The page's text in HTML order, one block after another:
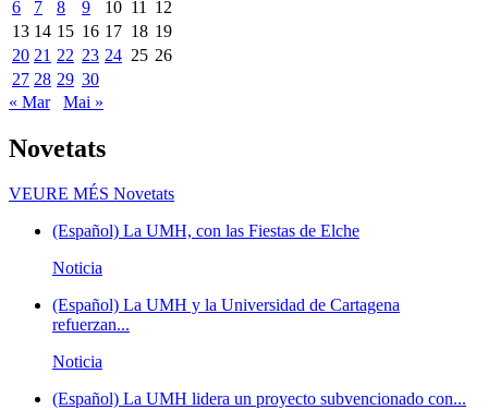
6
7 8 9 10 11
12
13 14 15 16 17 18 19
20 21 22 23 24 25 26
27 28 29 30
« Mar
Mai »
Novetats
VEURE MÉS Novetats
(Español) La UMH, con las Fiestas de Elche
Noticia
(Español) La UMH y la Universidad de Cartagena
refuerzan...
Noticia
(Español) La UMH lidera un proyecto subvencionado con...